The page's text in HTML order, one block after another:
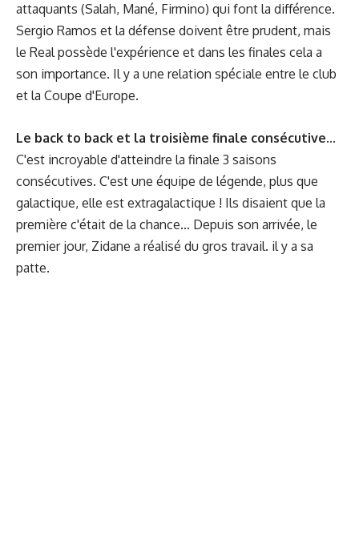
attaquants (Salah, Mané, Firmino) qui font la différence.
Sergio Ramos et la défense doivent être prudent, mais
le Real possède l'expérience et dans les finales cela a
son importance. Il y a une relation spéciale entre le club
et la Coupe d'Europe.
Le back to back et la troisième finale consécutive...
C'est incroyable d'atteindre la finale 3 saisons
consécutives. C'est une équipe de légende, plus que
galactique, elle est extragalactique ! Ils disaient que la
première c'était de la chance... Depuis son arrivée, le
premier jour, Zidane a réalisé du gros travail. il y a sa
patte.